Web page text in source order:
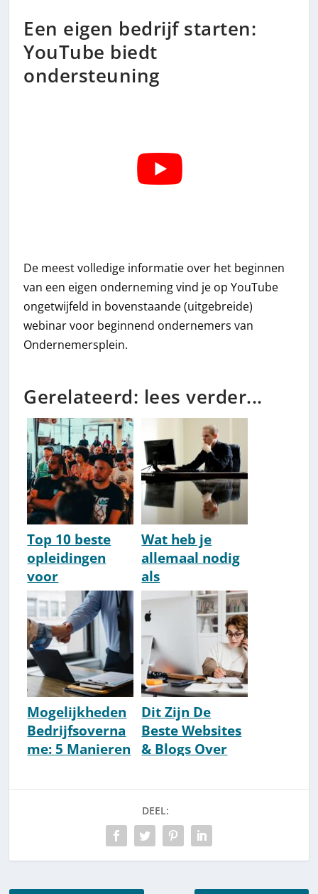
Een eigen bedrijf starten:
YouTube biedt
ondersteuning
De meest volledige informatie over het beginnen
van een eigen onderneming vind je op YouTube
ongetwijfeld in bovenstaande (uitgebreide)
webinar voor beginnend ondernemers van
Ondernemersplein.
Gerelateerd: lees verder...
Top 10 beste
opleidingen
voor
ondernemers
[Goede
trainingen &
cursussen over
leren
ondernemen]
Wat heb je
allemaal nodig
als
ondernemer?
[Checklist]
Mogelijkheden
Bedrijfsoverna
me: 5 Manieren
Risico's
Dit Zijn De
Beste Websites
& Blogs Over
[Top 50
Nederland]
DEEL: